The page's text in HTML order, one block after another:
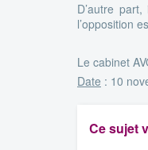
D’autre
l’opposition
Le cabinet
Date : 10
Ce sujet